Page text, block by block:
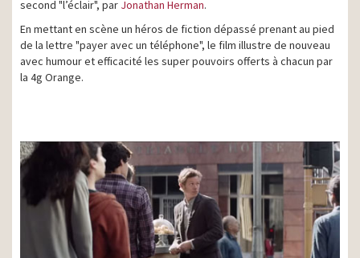
second "l’éclair", par Jonathan Herman.
En mettant en scène un héros de fiction dépassé prenant au pied
de la lettre "payer avec un téléphone", le film illustre de nouveau
avec humour et efficacité les super pouvoirs offerts à chacun par
la 4g Orange.